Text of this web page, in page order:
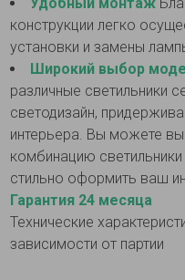
конструкции легко
установки и замены
Широкий выбор
различные светильники
светодизайн,
интерьера. Вы можете
комбинацию
стильно оформить ваш
Гарантия 24 месяца
Технические
зависимости от партии